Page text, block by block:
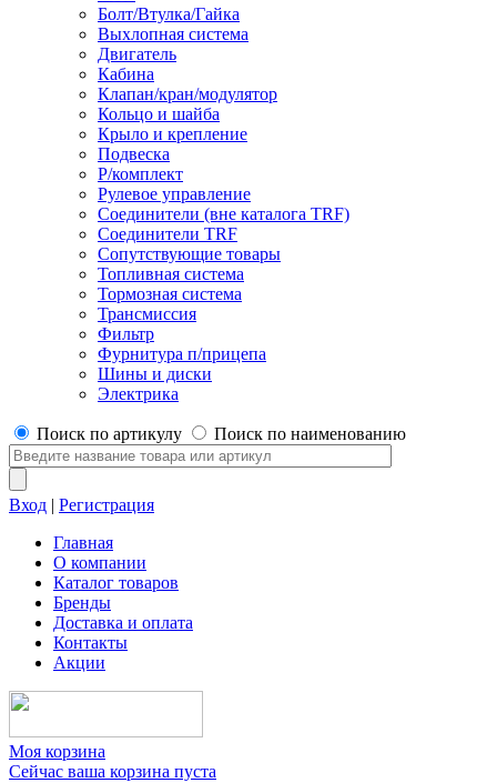
Болт/Втулка/Гайка
Выхлопная система
Двигатель
Кабина
Клапан/кран/модулятор
Кольцо и шайба
Крыло и крепление
Подвеска
Р/комплект
Рулевое управление
Соединители (вне каталога TRF)
Соединители TRF
Сопутствующие товары
Топливная система
Тормозная система
Трансмиссия
Фильтр
Фурнитура п/прицепа
Шины и диски
Электрика
Поиск по артикулу Поиск по наименованию
Вход | Регистрация
Главная
О компании
Каталог товаров
Бренды
Доставка и оплата
Контакты
Акции
Моя корзина
Сейчас ваша корзина пуста